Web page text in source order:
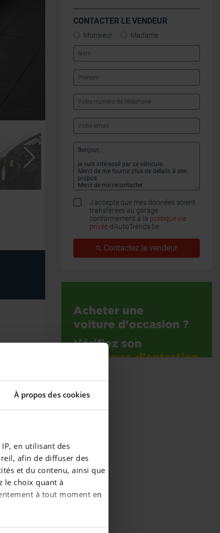
À propos des cookies
en utilisant des
afin de diffuser des
et du contenu, ainsi que
le choix quant à
à tout moment en
CONTACTER LE VENDEUR
Monsieur Madame
J'accepte que mes données soient
transférées au garage
conformément à la politique vie
privée d’AutoTrends.be.
Contactez le vendeur